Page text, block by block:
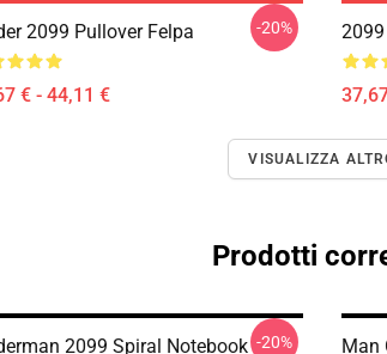
2099 Pullover Felpa
€ - 44,11 €
-20%
VISUALIZZA
Prodotti
2099 Spiral Notebook -20%
Man